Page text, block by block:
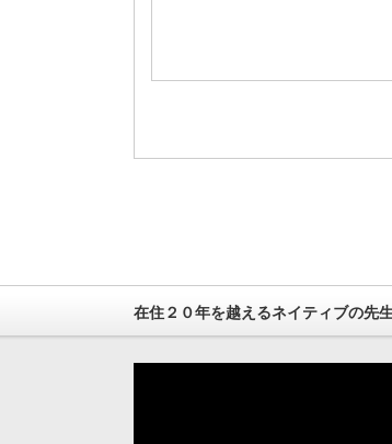
在住２０年を越えるネイティブの先